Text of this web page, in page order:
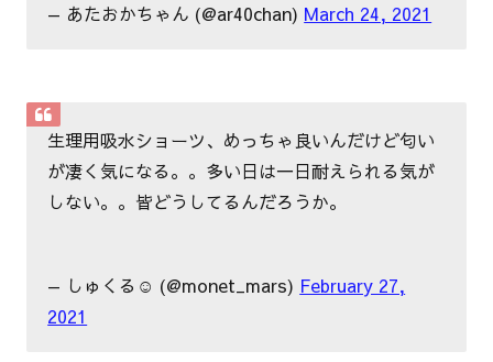
— あたおかちゃん (@ar40chan) March 24, 2021
生理用吸水ショーツ、めっちゃ良いんだけど匂い
が凄く気になる。。多い日は一日耐えられる気が
しない。。皆どうしてるんだろうか。
— しゅくる☺︎ (@monet_mars) February 27,
2021